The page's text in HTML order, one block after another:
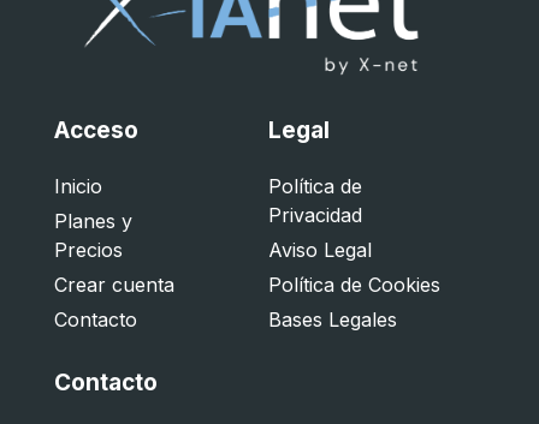
Acceso
Inicio
Planes y
Precios
Crear cuenta
Contacto
Legal
Política de
Privacidad
Aviso Legal
Política de Cookies
Bases Legales
Contacto